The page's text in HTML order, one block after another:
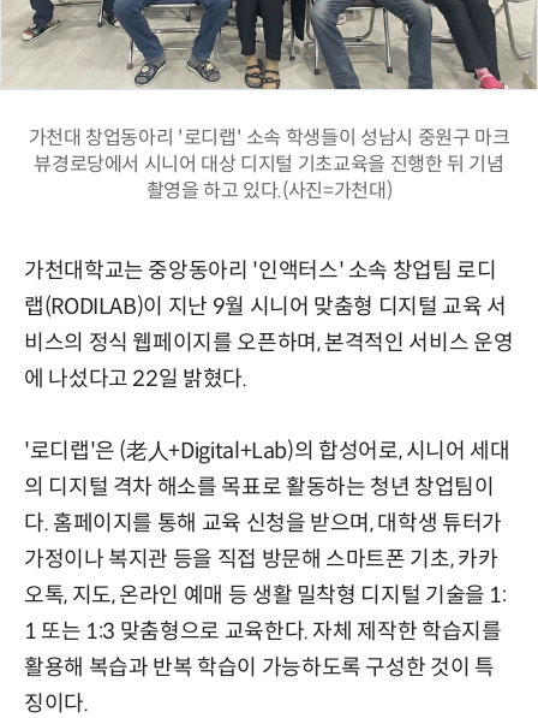
가천대 창업동아리 '로디랩' 소속 학생들이 성남시 중원구 마크
뷰경로당에서 시니어 대상 디지털 기초교육을 진행한 뒤 기념
촬영을 하고 있다.(사진=가천대)
가천대학교는 중앙동아리 '인액터스' 소속 창업팀 로디
랩(RODILAB)이 지난 9월 시니어 맞춤형 디지털 교육 서
비스의 정식 웹페이지를 오픈하며, 본격적인 서비스 운영
에 나섰다고 22일 밝혔다.
'로디랩'은 (老人+Digital+Lab)의 합성어로, 시니어 세대
의 디지털 격차 해소를 목표로 활동하는 청년 창업팀이
다. 홈페이지를 통해 교육 신청을 받으며, 대학생 튜터가
가정이나 복지관 등을 직접 방문해 스마트폰 기초, 카카
오톡, 지도, 온라인 예매 등 생활 밀착형 디지털 기술을 1:
1 또는 1:3 맞춤형으로 교육한다. 자체 제작한 학습지를
활용해 복습과 반복 학습이 가능하도록 구성한 것이 특
징이다.